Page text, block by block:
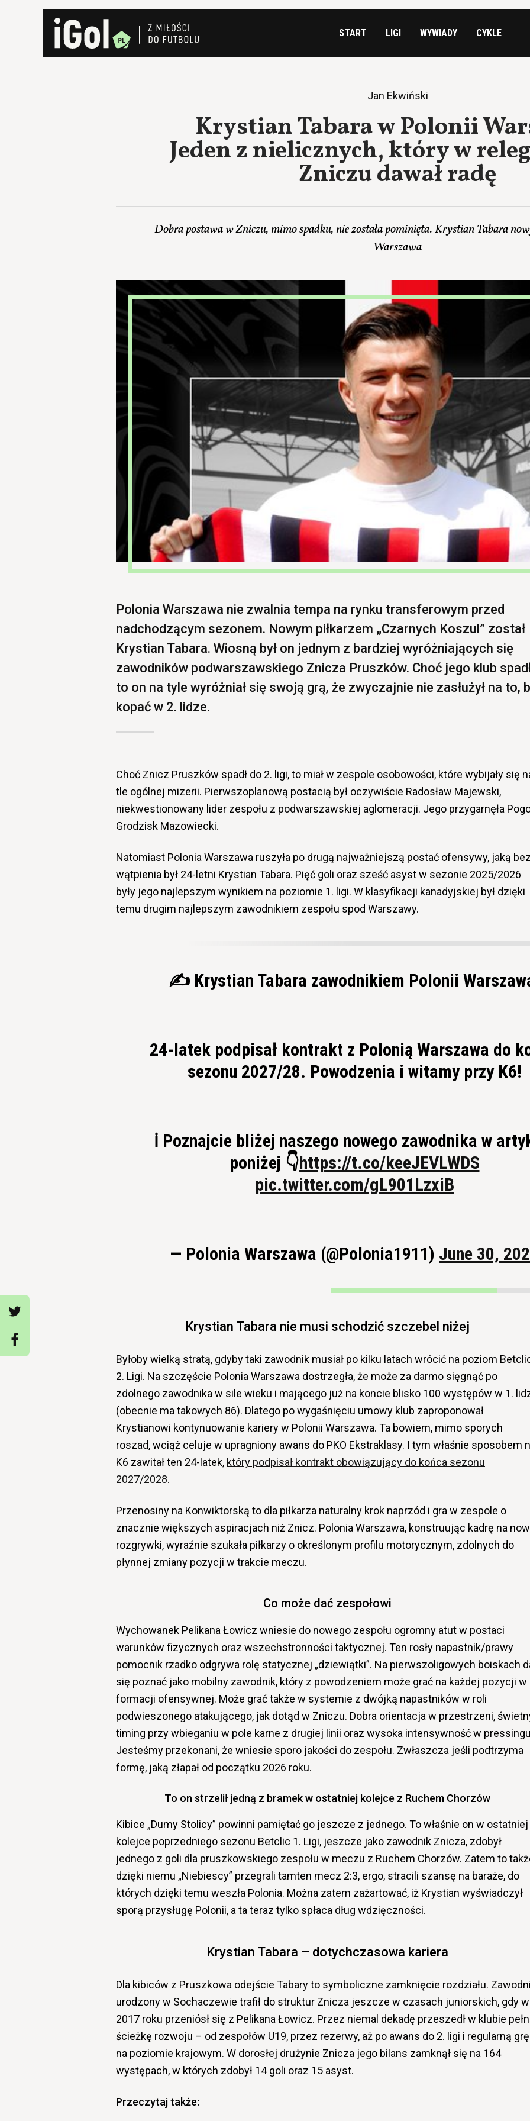
START LIGI WYWIADY CYKLE
Jan Ekwiński
Krystian Tabara w Polonii
Jeden z nielicznych, który w
Zniczu dawał radę
Dobra postawa w Zniczu, mimo spadku, nie została pominięta. Krystian Tabara
Warszawa
Polonia Warszawa nie zwalnia tempa na rynku transferowym przed
nadchodzącym sezonem. Nowym piłkarzem „Czarnych Koszul” został
Krystian Tabara. Wiosną był on jednym z bardziej wyróżniających się
zawodników podwarszawskiego Znicza Pruszków. Choć jego klub
to on na tyle wyróżniał się swoją grą, że zwyczajnie nie zasłużył na to,
kopać w 2. lidze.
Choć Znicz Pruszków spadł do 2. ligi, to miał w zespole osobowości, które wybijały się
tle ogólnej mizerii. Pierwszoplanową postacią był oczywiście Radosław Majewski,
niekwestionowany lider zespołu z podwarszawskiej aglomeracji. Jego przygarnęła
Grodzisk Mazowiecki.
Natomiast Polonia Warszawa ruszyła po drugą najważniejszą postać ofensywy, jaką bez
wątpienia był 24-letni Krystian Tabara. Pięć goli oraz sześć asyst w sezonie 2025/2026
były jego najlepszym wynikiem na poziomie 1. ligi. W klasyfikacji kanadyjskiej był dzięki
temu drugim najlepszym zawodnikiem zespołu spod Warszawy.
✍️ Krystian Tabara zawodnikiem Polonii
24-latek podpisał kontrakt z Polonią Warszawa do
sezonu 2027/28. Powodzenia i witamy przy K6!
ℹ️ Poznajcie bliżej naszego nowego zawodnika w
poniżej 👇https://t.co/keeJEVLWDS
pic.twitter.com/gL901LzxiB
— Polonia Warszawa (@Polonia1911) June 30,
Krystian Tabara nie musi schodzić szczebel niżej
Byłoby wielką stratą, gdyby taki zawodnik musiał po kilku latach wrócić na poziom
2. Ligi. Na szczęście Polonia Warszawa dostrzegła, że może za darmo sięgnąć po
zdolnego zawodnika w sile wieku i mającego już na koncie blisko 100 występów w 1.
(obecnie ma takowych 86). Dlatego po wygaśnięciu umowy klub zaproponował
Krystianowi kontynuowanie kariery w Polonii Warszawa. Ta bowiem, mimo sporych
roszad, wciąż celuje w upragniony awans do PKO Ekstraklasy. I tym właśnie sposobem
K6 zawitał ten 24-latek, który podpisał kontrakt obowiązujący do końca sezonu
2027/2028.
Przenosiny na Konwiktorską to dla piłkarza naturalny krok naprzód i gra w zespole o
znacznie większych aspiracjach niż Znicz. Polonia Warszawa, konstruując kadrę na
rozgrywki, wyraźnie szukała piłkarzy o określonym profilu motorycznym, zdolnych do
płynnej zmiany pozycji w trakcie meczu.
Co może dać zespołowi
Wychowanek Pelikana Łowicz wniesie do nowego zespołu ogromny atut w postaci
warunków fizycznych oraz wszechstronności taktycznej. Ten rosły napastnik/prawy
pomocnik rzadko odgrywa rolę statycznej „dziewiątki”. Na pierwszoligowych boiskach
się poznać jako mobilny zawodnik, który z powodzeniem może grać na każdej pozycji w
formacji ofensywnej. Może grać także w systemie z dwójką napastników w roli
podwieszonego atakującego, jak dotąd w Zniczu. Dobra orientacja w przestrzeni,
timing przy wbieganiu w pole karne z drugiej linii oraz wysoka intensywność w
Jesteśmy przekonani, że wniesie sporo jakości do zespołu. Zwłaszcza jeśli podtrzyma
formę, jaką złapał od początku 2026 roku.
To on strzelił jedną z bramek w ostatniej kolejce z Ruchem Chorzów
Kibice „Dumy Stolicy” powinni pamiętać go jeszcze z jednego. To właśnie on w ostatniej
kolejce poprzedniego sezonu Betclic 1. Ligi, jeszcze jako zawodnik Znicza, zdobył
jednego z goli dla pruszkowskiego zespołu w meczu z Ruchem Chorzów. Zatem to
dzięki niemu „Niebiescy” przegrali tamten mecz 2:3, ergo, stracili szansę na baraże, do
których dzięki temu weszła Polonia. Można zatem zażartować, iż Krystian wyświadczył
sporą przysługę Polonii, a ta teraz tylko spłaca dług wdzięczności.
Krystian Tabara – dotychczasowa kariera
Dla kibiców z Pruszkowa odejście Tabary to symboliczne zamknięcie rozdziału.
urodzony w Sochaczewie trafił do struktur Znicza jeszcze w czasach juniorskich, gdy w
2017 roku przeniósł się z Pelikana Łowicz. Przez niemal dekadę przeszedł w klubie
ścieżkę rozwoju – od zespołów U19, przez rezerwy, aż po awans do 2. ligi i regularną grę
na poziomie krajowym. W dorosłej drużynie Znicza jego bilans zamknął się na 164
występach, w których zdobył 14 goli oraz 15 asyst.
Przeczytaj także: